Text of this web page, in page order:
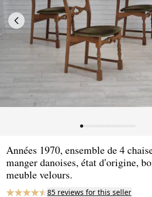
Années 1970, ensemble de 4
manger danoises, état d'origine,
meuble velours.
85 reviews for this seller